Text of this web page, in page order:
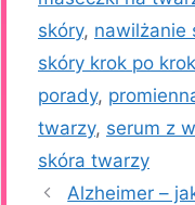
skóry, nawilżanie
skóry krok po
porady,
twarzy, serum z
skóra twarzy
Alzheimer –